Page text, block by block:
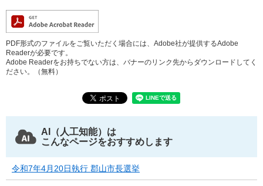
PDF形式のファイルをご覧いただく場合には、Adobe社が提供するAdobe
Readerが必要です。
Adobe Readerをお持ちでない方は、バナーのリンク先からダウンロードしてく
ださい。（無料）
AI（人工知能）は
こんなページをおすすめします
令和7年4月20日執行 郡山市長選挙